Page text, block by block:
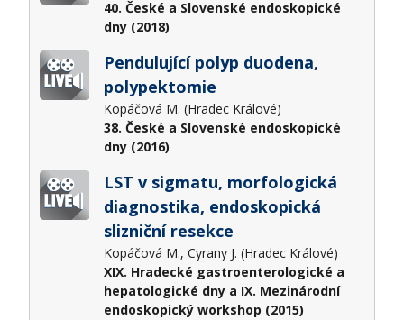
40. České a Slovenské endoskopické
dny (2018)
Pendulující polyp duodena,
polypektomie
Kopáčová M. (Hradec Králové)
38. České a Slovenské endoskopické
dny (2016)
LST v sigmatu, morfologická
diagnostika, endoskopická
slizniční resekce
Kopáčová M., Cyrany J. (Hradec Králové)
XIX. Hradecké gastroenterologické a
hepatologické dny a IX. Mezinárodní
endoskopický workshop (2015)